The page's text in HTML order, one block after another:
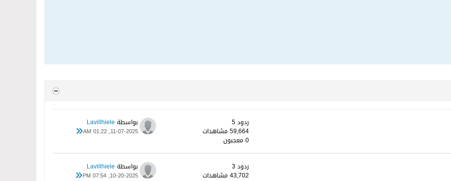
ردود 5
59,664 مشاهدات
0 معجبون
بواسطة Lavillhiele
11-07-2025, 01:22 AM
ردود 3
43,702 مشاهدات
بواسطة Lavillhiele
10-20-2025, 07:54 PM